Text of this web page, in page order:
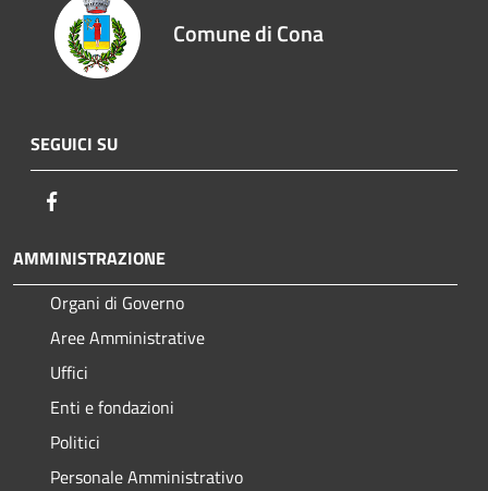
Comune di Cona
SEGUICI SU
AMMINISTRAZIONE
Organi di Governo
Aree Amministrative
Uffici
Enti e fondazioni
Politici
Personale Amministrativo